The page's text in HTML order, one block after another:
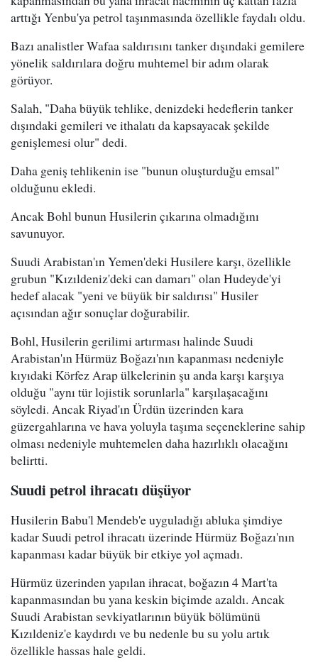
arttığı Yenbu'ya petrol taşınmasında özellikle faydalı oldu.
Bazı analistler Wafaa saldırısını tanker dışındaki gemilere
yönelik saldırılara doğru muhtemel bir adım olarak
görüyor.
Salah, "Daha büyük tehlike, denizdeki hedeflerin tanker
dışındaki gemileri ve ithalatı da kapsayacak şekilde
genişlemesi olur" dedi.
Daha geniş tehlikenin ise "bunun oluşturduğu emsal"
olduğunu ekledi.
Ancak Bohl bunun Husilerin çıkarına olmadığını
savunuyor.
Suudi Arabistan'ın Yemen'deki Husilere karşı, özellikle
grubun "Kızıldeniz'deki can damarı" olan Hudeyde'yi
hedef alacak "yeni ve büyük bir saldırısı" Husiler
açısından ağır sonuçlar doğurabilir.
Bohl, Husilerin gerilimi artırması halinde Suudi
Arabistan'ın Hürmüz Boğazı'nın kapanması nedeniyle
kıyıdaki Körfez Arap ülkelerinin şu anda karşı karşıya
olduğu "aynı tür lojistik sorunlarla" karşılaşacağını
söyledi. Ancak Riyad'ın Ürdün üzerinden kara
güzergahlarına ve hava yoluyla taşıma seçeneklerine sahip
olması nedeniyle muhtemelen daha hazırlıklı olacağını
belirtti.
Suudi petrol ihracatı düşüyor
Husilerin Babu'l Mendeb'e uyguladığı abluka şimdiye
kadar Suudi petrol ihracatı üzerinde Hürmüz Boğazı'nın
kapanması kadar büyük bir etkiye yol açmadı.
Hürmüz üzerinden yapılan ihracat, boğazın 4 Mart'ta
kapanmasından bu yana keskin biçimde azaldı. Ancak
Suudi Arabistan sevkiyatlarının büyük bölümünü
Kızıldeniz'e kaydırdı ve bu nedenle bu su yolu artık
özellikle hassas hale geldi.